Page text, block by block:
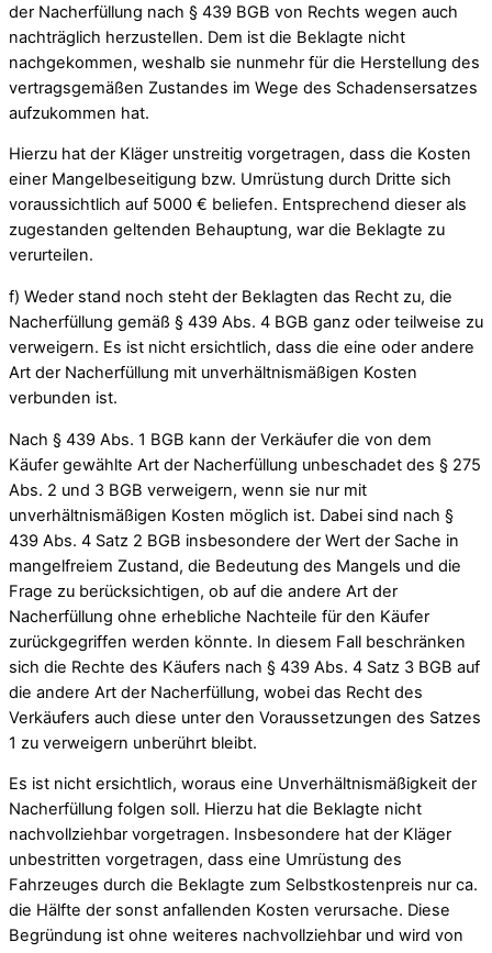
der Nacherfüllung nach § 439 BGB von Rechts wegen auch
nachträglich herzustellen. Dem ist die Beklagte nicht
nachgekommen, weshalb sie nunmehr für die Herstellung des
vertragsgemäßen Zustandes im Wege des Schadensersatzes
aufzukommen hat.
Hierzu hat der Kläger unstreitig vorgetragen, dass die Kosten
einer Mangelbeseitigung bzw. Umrüstung durch Dritte sich
voraussichtlich auf 5000 € beliefen. Entsprechend dieser als
zugestanden geltenden Behauptung, war die Beklagte zu
verurteilen.
f) Weder stand noch steht der Beklagten das Recht zu, die
Nacherfüllung gemäß § 439 Abs. 4 BGB ganz oder teilweise zu
verweigern. Es ist nicht ersichtlich, dass die eine oder andere
Art der Nacherfüllung mit unverhältnismäßigen Kosten
verbunden ist.
Nach § 439 Abs. 1 BGB kann der Verkäufer die von dem
Käufer gewählte Art der Nacherfüllung unbeschadet des § 275
Abs. 2 und 3 BGB verweigern, wenn sie nur mit
unverhältnismäßigen Kosten möglich ist. Dabei sind nach §
439 Abs. 4 Satz 2 BGB insbesondere der Wert der Sache in
mangelfreiem Zustand, die Bedeutung des Mangels und die
Frage zu berücksichtigen, ob auf die andere Art der
Nacherfüllung ohne erhebliche Nachteile für den Käufer
zurückgegriffen werden könnte. In diesem Fall beschränken
sich die Rechte des Käufers nach § 439 Abs. 4 Satz 3 BGB auf
die andere Art der Nacherfüllung, wobei das Recht des
Verkäufers auch diese unter den Voraussetzungen des Satzes
1 zu verweigern unberührt bleibt.
Es ist nicht ersichtlich, woraus eine Unverhältnismäßigkeit der
Nacherfüllung folgen soll. Hierzu hat die Beklagte nicht
nachvollziehbar vorgetragen. Insbesondere hat der Kläger
unbestritten vorgetragen, dass eine Umrüstung des
Fahrzeuges durch die Beklagte zum Selbstkostenpreis nur ca.
die Hälfte der sonst anfallenden Kosten verursache. Diese
Begründung ist ohne weiteres nachvollziehbar und wird von